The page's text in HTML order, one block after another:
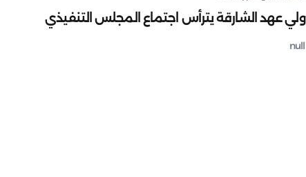
ولي عهد الشارقة يترأس اجتماع المجلس التنفيذي
null